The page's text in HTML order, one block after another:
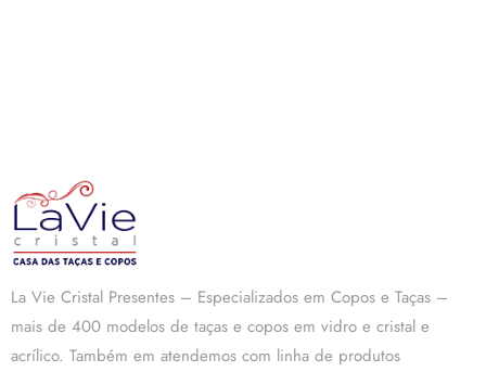
La Vie Cristal Presentes – Especializados em Copos e Taças –
mais de 400 modelos de taças e copos em vidro e cristal e
acrílico. Também em atendemos com linha de produtos